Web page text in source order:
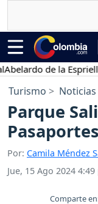
de la Espriella
Turismo Noticias
Parque
Por: Camila Méndez
Jue, 15 Ago 2024
Comparte